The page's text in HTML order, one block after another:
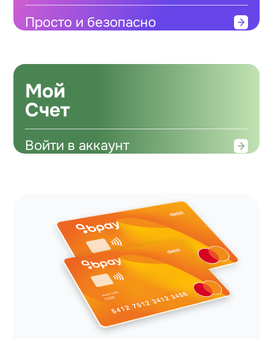
Просто и безопасно
Мой
Счет
Войти в аккаунт